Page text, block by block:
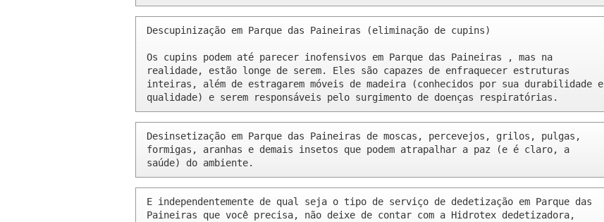
Descupinização em Parque das Paineiras (eliminação de cupins)
Os cupins podem até parecer inofensivos em Parque das Paineiras , mas na
realidade, estão longe de serem. Eles são capazes de enfraquecer estruturas
inteiras, além de estragarem móveis de madeira (conhecidos por sua durabilidade e
qualidade) e serem responsáveis pelo surgimento de doenças respiratórias.
Desinsetização em Parque das Paineiras de moscas, percevejos, grilos, pulgas,
formigas, aranhas e demais insetos que podem atrapalhar a paz (e é claro, a
saúde) do ambiente.
E independentemente de qual seja o tipo de serviço de dedetização em Parque das
Paineiras que você precisa, não deixe de contar com a Hidrotex dedetizadora,